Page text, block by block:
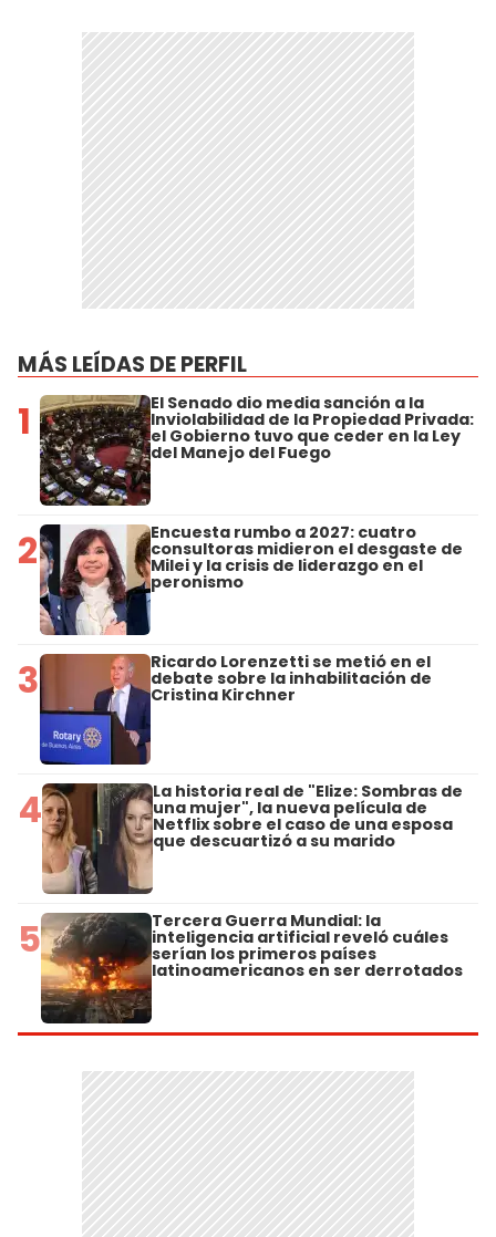
MÁS LEÍDAS DE PERFIL
1 El Senado dio media sanción a la
Inviolabilidad de la Propiedad Privada:
el Gobierno tuvo que ceder en la Ley
del Manejo del Fuego
2 Encuesta rumbo a 2027: cuatro
consultoras midieron el desgaste de
Milei y la crisis de liderazgo en el
peronismo
3 Ricardo Lorenzetti se metió en el
debate sobre la inhabilitación de
Cristina Kirchner
4 La historia real de "Elize: Sombras de
una mujer", la nueva película de
Netflix sobre el caso de una esposa
que descuartizó a su marido
5 Tercera Guerra Mundial: la
inteligencia artificial reveló cuáles
serían los primeros países
latinoamericanos en ser derrotados